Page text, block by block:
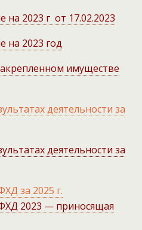
2023 г от 17.02.2023
на 2023 год
имуществе
деятельности за
деятельности за
за 2025 г.
2023 — приносящая